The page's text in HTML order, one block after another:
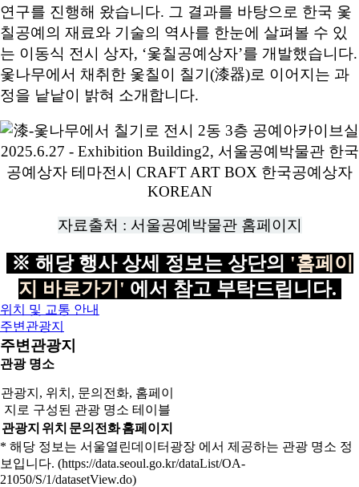
연구를 진행해 왔습니다. 그 결과를 바탕으로 한국 옻
칠공예의 재료와 기술의 역사를 한눈에 살펴볼 수 있
는 이동식 전시 상자, ‘옻칠공예상자’를 개발했습니다.
옻나무에서 채취한 옻칠이 칠기(漆器)로 이어지는 과
정을 낱낱이 밝혀 소개합니다.
자료출처 : 서울공예박물관 홈페이지
※ 해당 행사 상세 정보는 상단의 '홈페이
지 바로가기' 에서 참고 부탁드립니다.
위치 및 교통 안내
주변관광지
주변관광지
관광 명소
관광지, 위치, 문의전화, 홈페이
지로 구성된 관광 명소 테이블
관광지 위치 문의전화홈페이지
* 해당 정보는 서울열린데이터광장 에서 제공하는 관광 명소 정
보입니다. (https://data.seoul.go.kr/dataList/OA-
21050/S/1/datasetView.do)